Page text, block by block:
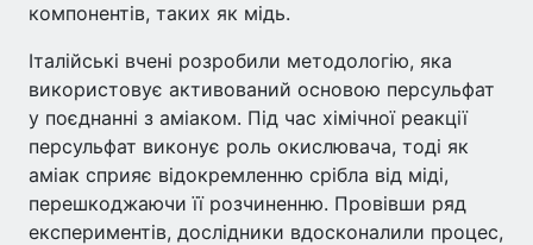
компонентів, таких як мідь.
Італійські вчені розробили методологію, яка
використовує активований основою персульфат
у поєднанні з аміаком. Під час хімічної реакції
персульфат виконує роль окислювача, тоді як
аміак сприяє відокремленню срібла від міді,
перешкоджаючи її розчиненню. Провівши ряд
експериментів, дослідники вдосконалили процес,